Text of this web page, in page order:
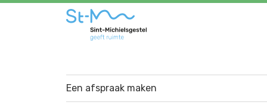
Een afspraak maken